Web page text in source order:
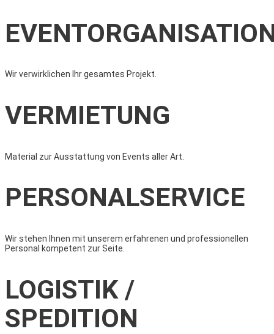
Wir verwirklichen Ihr gesamtes Projekt.
VERMIETUNG
Material zur Ausstattung von Events aller Art.
PERSONALSERVICE
Wir stehen Ihnen mit unserem erfahrenen und professionellen
Personal kompetent zur Seite.
LOGISTIK /
SPEDITION